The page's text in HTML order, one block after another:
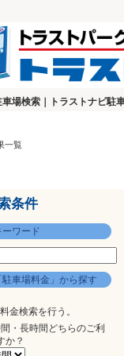
場検索｜トラストナビ駐
一覧
条件
ーワード
駐車場料金」から探す
料金検索を行う。
・長時間どちらのご利
か？